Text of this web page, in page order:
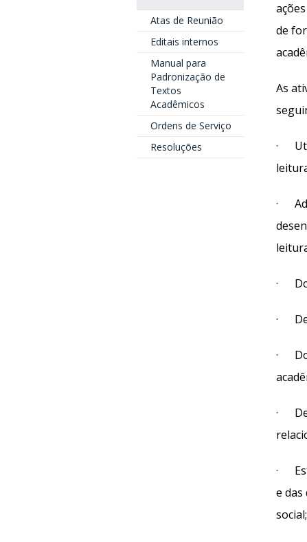
Atas de Reunião
Editais internos
Manual para
Padronização de
Textos
Acadêmicos
Ordens de Serviço
Resoluções
de
As
·
·
·
·
·
·
·
e
social;